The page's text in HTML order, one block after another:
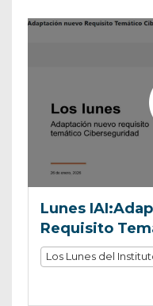
Lunes
Requisito
Los Lunes del